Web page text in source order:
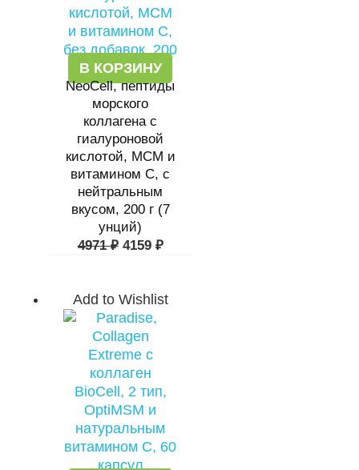
В КОРЗИНУ
NeoCell, пептиды
морского
коллагена с
гиалуроновой
кислотой, МСМ и
витамином C, с
нейтральным
вкусом, 200 г (7
унций)
4971₽ 4159 ₽
Add to Wishlist